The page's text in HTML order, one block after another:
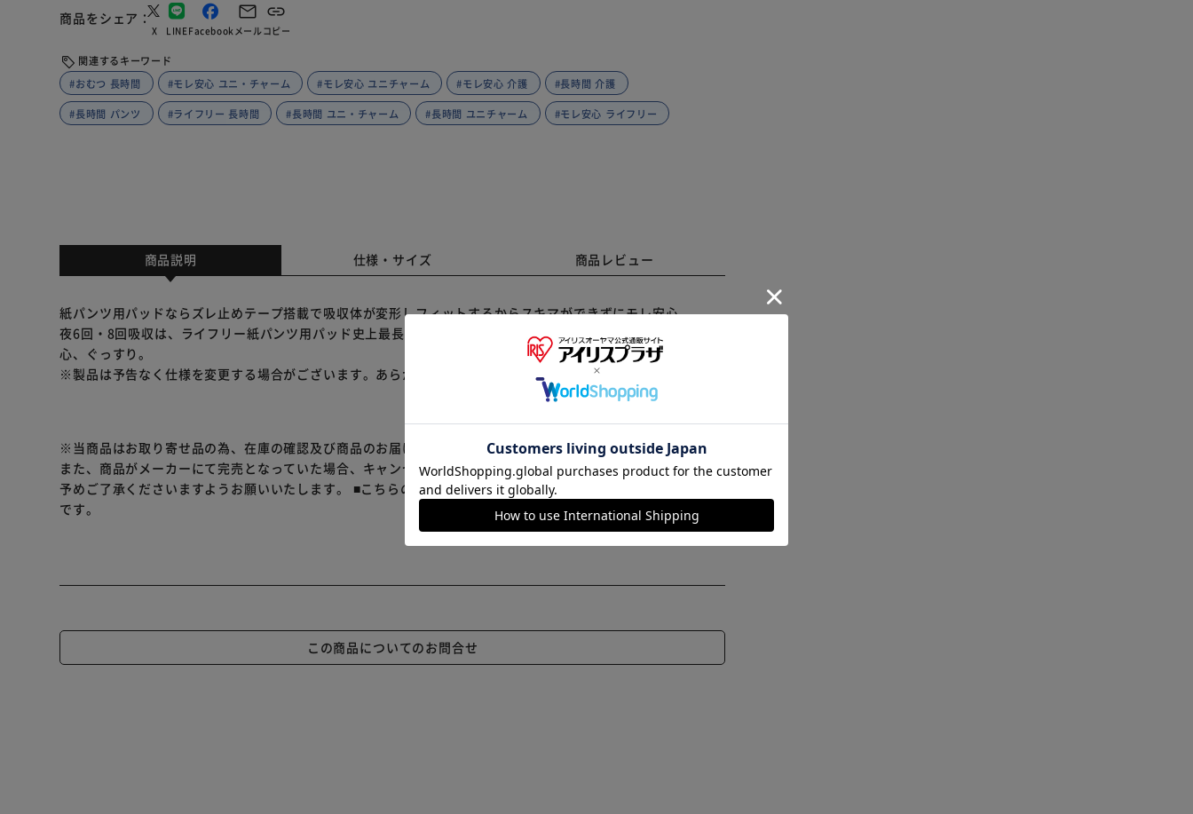
商品をシェア
X LINEFacebookメールコピー
関連するキーワード
#おむつ 長時間
#モレ安心 ユニ・チャーム #モレ安心 ユニチャーム #モレ安心 介護 #長時間 介護
#長時間 パンツ #ライフリー 長時間 #長時間 ユニ・チャーム #長時間 ユニチャーム #モレ安心 ライフリー
商品説明 仕様・サイズ 商品レビュー
紙パンツ用パッドならズレ止めテープ搭載で吸収体が変形しフィットするからスキマができずにモレ安心。
夜6回・8回吸収は、ライフリー紙パンツ用パッド史上最長57cm、吸収体がフィットするからモレずに一晩中安
心、ぐっすり。
※製品は予告なく仕様を変更する場合がございます。あらかじめご了承ください。
※当商品はお取り寄せ品の為、在庫の確認及び商品のお届けまでお時間を頂く場合がございます。
また、商品がメーカーにて完売となっていた場合、キャンセル又は注文内容の変更をお願いいたしております。
予めご了承くださいますようお願いいたします。 ■こちらの商品はアイリスプラザがセレクトしたオススメ商品
です。
この商品についてのお問合せ
※ご確認ください